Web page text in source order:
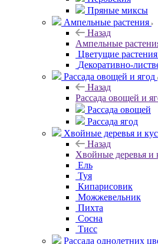
Пряные миксы
Ампельные растения
Назад
Ампельные
Цветущие
Декоративно-
Рассада овощей и ягод
Назад
Рассада овощей и
Рассада овощей
Рассада ягод
Хвойные деревья и
Назад
Хвойные деревья и
Ель
Туя
Кипарисовик
Можжевельник
Пихта
Сосна
Тисc
Рассада однолетних